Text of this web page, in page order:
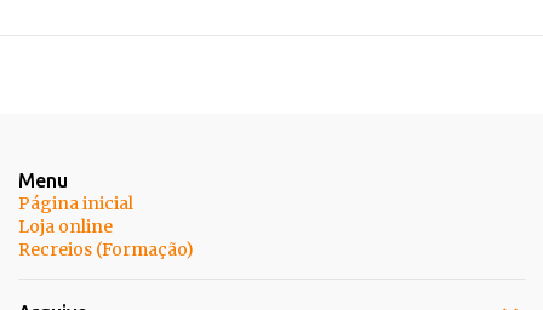
Menu
Página inicial
Loja online
Recreios (Formação)